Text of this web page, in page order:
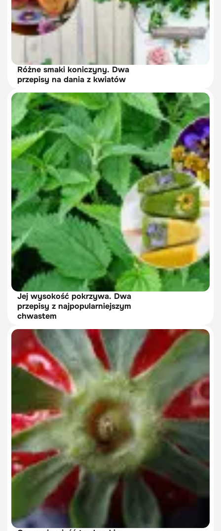
Różne smaki koniczyny. Dwa
przepisy na dania z kwiatów
Jej wysokość pokrzywa. Dwa
przepisy z najpopularniejszym
chwastem